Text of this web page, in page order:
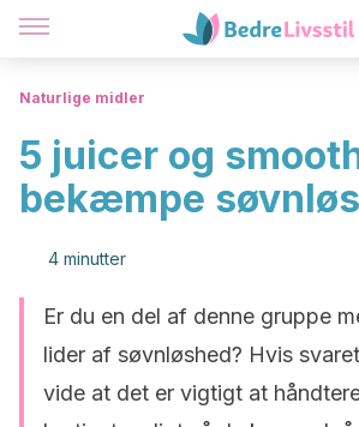
Naturlige midler
5 juicer og
bekæmpe
4 minutter
Er du en del af denne gruppe
lider af søvnløshed? Hvis
vide at det er vigtigt at